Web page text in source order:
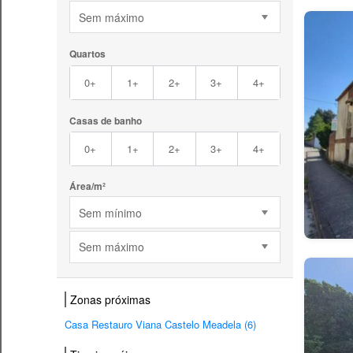
Sem máximo
Quartos
0+ 1+ 2+ 3+ 4+
Casas de banho
0+ 1+ 2+ 3+ 4+
Área/m²
Sem mínimo
Sem máximo
Zonas próximas
Casa Restauro Viana Castelo Meadela (6)